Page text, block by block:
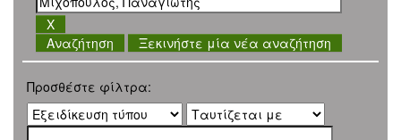
Ξεκινήστε μία νέα αναζήτηση
Προσθέστε φίλτρα: